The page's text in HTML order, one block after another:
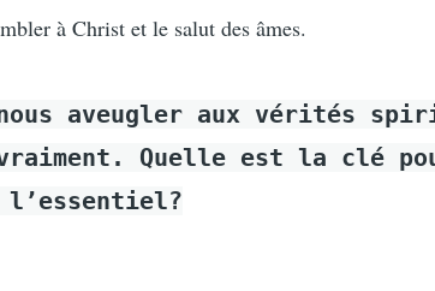
à Christ et le salut des âmes.
nous aveugler aux vérités
Quelle est la clé